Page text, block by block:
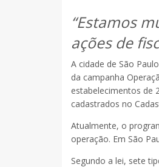
“Estamos
ações de
A cidade de São
da campanha
estabelecimentos de
cadastrados no
Atualmente, o
operação. Em São
Segundo a lei, sete